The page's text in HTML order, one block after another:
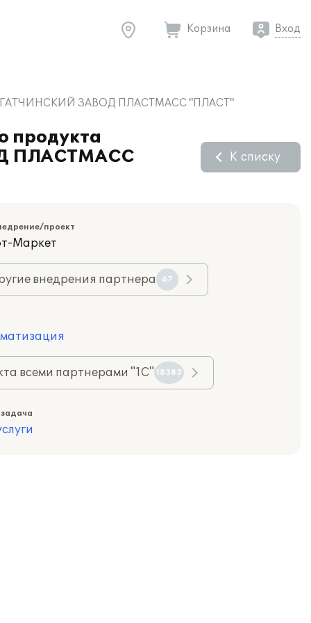
Корзина Вход
"ГАТЧИНСКИЙ ЗАВОД ПЛАСТМАСС "ПЛАСТ"
продукта
ПЛАСТМАСС
К списку
проект
Маркет
внедрения партнера 67
всеми партнерами "1С" 18383